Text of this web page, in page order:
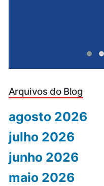
Arquivos do Blog
agosto 2026
julho 2026
junho 2026
maio 2026